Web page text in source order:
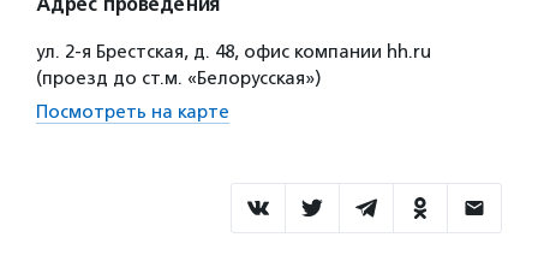
Адрес проведения
ул. 2-я Брестская, д. 48, офис компании hh.ru
(проезд до ст.м. «Белорусская»)
Посмотреть на карте